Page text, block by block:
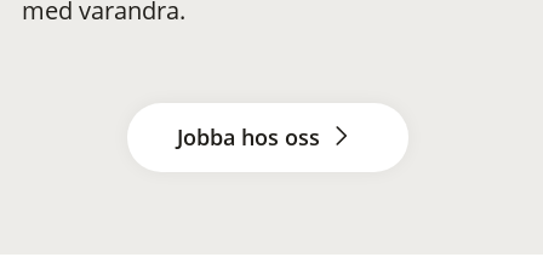
med varandra.
Jobba hos oss